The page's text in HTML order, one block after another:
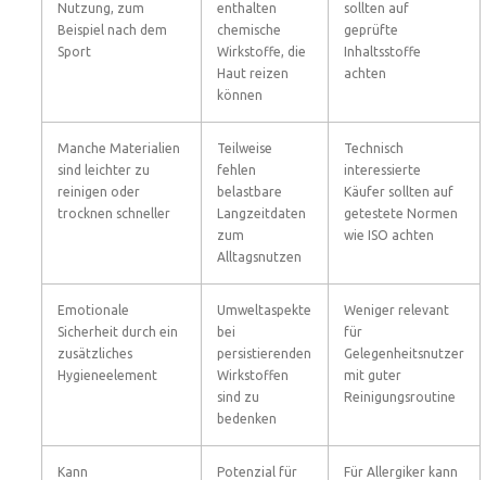
Nutzung, zum
Beispiel nach dem
Sport
enthalten
chemische
Wirkstoffe, die
Haut reizen
können
sollten auf
geprüfte
Inhaltsstoffe
achten
Manche Materialien
sind leichter zu
reinigen oder
trocknen schneller
Teilweise
fehlen
belastbare
Langzeitdaten
zum
Alltagsnutzen
Technisch
interessierte
Käufer sollten auf
getestete Normen
wie ISO achten
Emotionale
Sicherheit durch ein
zusätzliches
Hygieneelement
Umweltaspekte
bei
persistierenden
Wirkstoffen
sind zu
bedenken
Weniger relevant
für
Gelegenheitsnutzer
mit guter
Reinigungsroutine
Kann
Potenzial für
Für Allergiker kann